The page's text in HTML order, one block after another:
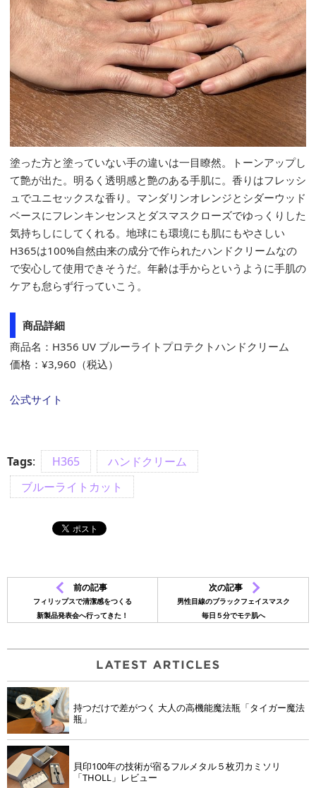
塗った方と塗っていない手の違いは一目瞭然。トーンアップし
て艶が出た。明るく透明感と艶のある手肌に。香りはフレッシ
ュでユニセックスな香り。マンダリンオレンジとシダーウッド
ベースにフレンキンセンスとダスマスクローズでゆっくりした
気持ちしにしてくれる。地球にも環境にも肌にもやさしい
H365は100%自然由来の成分で作られたハンドクリームなの
で安心して使用できそうだ。年齢は手からというように手肌の
ケアも怠らず行っていこう。
商品詳細
商品名：H356 UV ブルーライトプロテクトハンドクリーム
価格：¥3,960（税込）
公式サイト
Tags: H365
ハンドクリーム
ブルーライトカット
前の記事
フィリップスで清潔感をつくる
新製品発表会へ行ってきた！
次の記事
男性目線のブラックフェイスマスク
毎日５分でモテ肌へ
持つだけで差がつく 大人の高機能魔法瓶「タイガー魔法
瓶」
貝印100年の技術が宿るフルメタル５枚刃カミソリ
「THOLL」レビュー